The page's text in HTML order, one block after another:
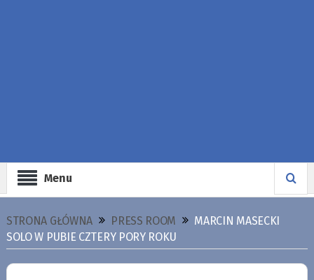
Menu
STRONA GŁÓWNA PRESS ROOM
MARCIN MASECKI
SOLO W PUBIE CZTERY PORY ROKU